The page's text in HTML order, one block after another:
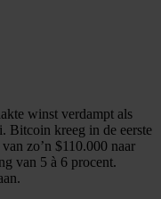
winst verdampt als
Bitcoin kreeg in de eerste
zo’n $110.000 naar
van 5 à 6 procent.